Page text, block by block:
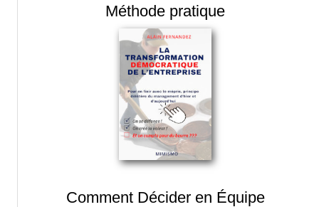
Méthode pratique
Comment Décider en Équipe